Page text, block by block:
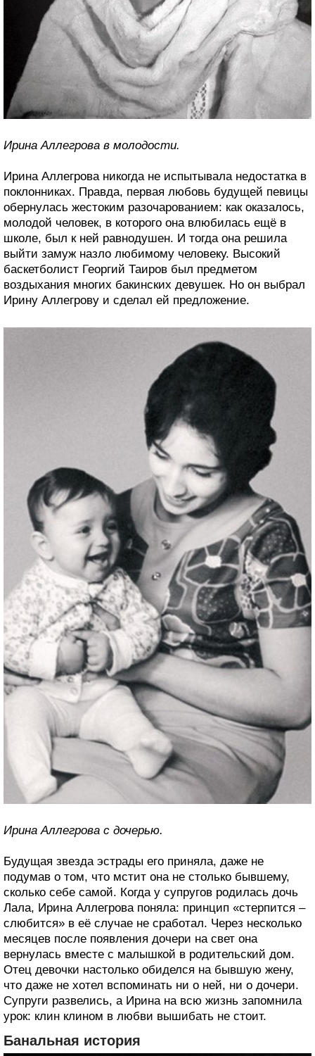
Ирина Аллегрова в молодости.
Ирина Аллегрова никогда не испытывала недостатка в
поклонниках. Правда, первая любовь будущей певицы
обернулась жестоким разочарованием: как оказалось,
молодой человек, в которого она влюбилась ещё в
школе, был к ней равнодушен. И тогда она решила
выйти замуж назло любимому человеку. Высокий
баскетболист Георгий Таиров был предметом
воздыхания многих бакинских девушек. Но он выбрал
Ирину Аллегрову и сделал ей предложение.
Ирина Аллегрова с дочерью.
Будущая звезда эстрады его приняла, даже не
подумав о том, что мстит она не столько бывшему,
сколько себе самой. Когда у супругов родилась дочь
Лала, Ирина Аллегрова поняла: принцип «стерпится –
слюбится» в её случае не сработал. Через несколько
месяцев после появления дочери на свет она
вернулась вместе с малышкой в родительский дом.
Отец девочки настолько обиделся на бывшую жену,
что даже не хотел вспоминать ни о ней, ни о дочери.
Супруги развелись, а Ирина на всю жизнь запомнила
урок: клин клином в любви вышибать не стоит.
Банальная история